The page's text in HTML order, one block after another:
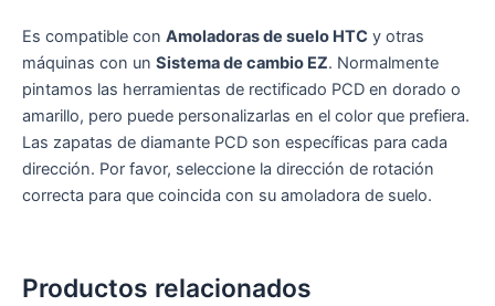
Es compatible con Amoladoras de suelo HTC y otras
máquinas con un Sistema de cambio EZ. Normalmente
pintamos las herramientas de rectificado PCD en dorado o
amarillo, pero puede personalizarlas en el color que prefiera.
Las zapatas de diamante PCD son específicas para cada
dirección. Por favor, seleccione la dirección de rotación
correcta para que coincida con su amoladora de suelo.
Productos relacionados